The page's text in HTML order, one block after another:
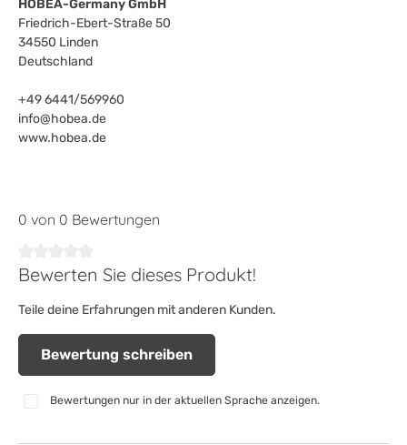
HOBEA-Germany GmbH
Friedrich-Ebert-Straße 50
34550 Linden
Deutschland
+49 6441/569960
info@hobea.de
www.hobea.de
0 von 0 Bewertungen
Durchschnittliche Bewertung von 0 von 5 Sternen
Bewerten Sie dieses Produkt!
Teile deine Erfahrungen mit anderen Kunden.
Bewertung schreiben
Bewertungen nur in der aktuellen Sprache anzeigen.